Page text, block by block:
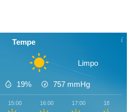
Tempe
Limpo
19% 757 mmHg
15:00 16:00 17:00 18:00